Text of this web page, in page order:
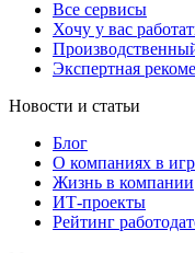
Все сервисы
Хочу у вас
Экспертная
Новости и статьи
Блог
О компаниях в
Жизнь в компании
ИТ-проекты
Рейтинг